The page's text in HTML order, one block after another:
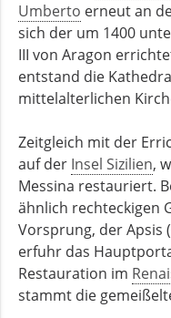
Umberto erneut an
sich der um 1400
III von Aragon
entstand die
mittelalterlichen
Zeitgleich mit der
auf der Insel Sizilien,
Messina restauriert.
ähnlich rechteckigen
Vorsprung, der Apsis
erfuhr das
Restauration im
stammt die